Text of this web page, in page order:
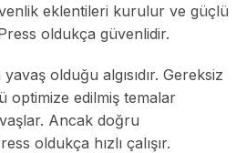
eklentileri kurulur ve güçlü
oldukça güvenlidir.
olduğu algısıdır. Gereksiz
optimize edilmiş temalar
Ancak doğru
oldukça hızlı çalışır.